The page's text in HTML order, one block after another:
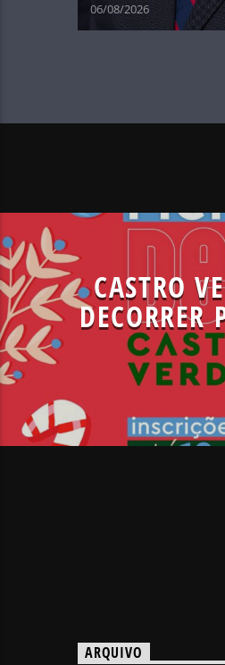
06/08/2026
CASTRO
ARQUIVO